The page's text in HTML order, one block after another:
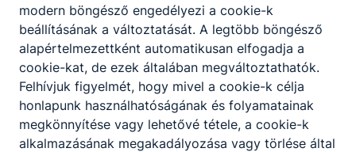
Szakképző iskola:
A szakképző iskola kizárólag szakmai
vizsgára felkészítő képzéseire azok
jelentkezhetnek, akik legalább a középiskola
modern böngésző engedélyezi a cookie-k
beállításának a változtatását. A legtöbb böngésző
alapértelmezettként automatikusan elfogadja a
cookie-kat, de ezek általában megváltoztathatók.
Felhívjuk figyelmét, hogy mivel a cookie-k célja
honlapunk használhatóságának és folyamatainak
megkönnyítése vagy lehetővé tétele, a cookie-k
alkalmazásának megakadályozása vagy törlése által